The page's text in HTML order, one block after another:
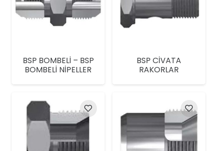
BSP BOMBELİ – BSP
BOMBELİ NİPELLER
BSP CİVATA
RAKORLAR